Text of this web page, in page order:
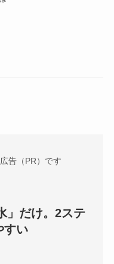
告（PR）です
」だけ。2ステ
すい